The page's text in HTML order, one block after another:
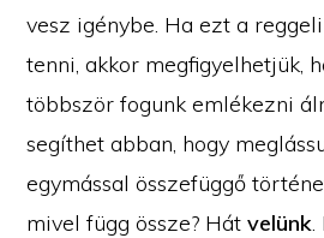
vesz igénybe. Ha ezt a
tenni, akkor megfigyelhetjük,
többször fogunk emlékezni
segíthet abban, hogy
egymással összefüggő
mivel függ össze? Hátvelünk.